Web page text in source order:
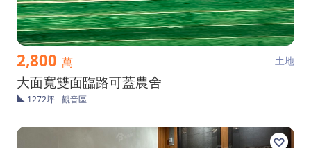
2,800 萬 土地
大面寬雙面臨路可蓋農舍
1272坪 觀音區